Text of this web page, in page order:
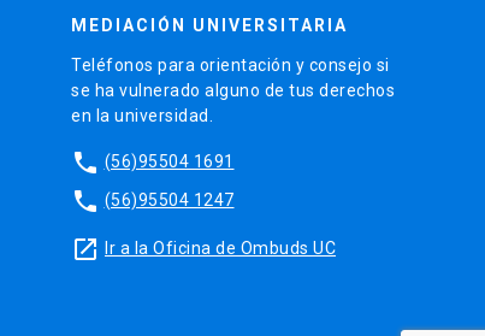
MEDIACIÓN UNIVERSITARIA
Teléfonos para orientación y consejo si
se ha vulnerado alguno de tus derechos
en la universidad.
phone (56)95504 1691
phone (56)95504 1247
launch Ir a la Oficina de Ombuds UC